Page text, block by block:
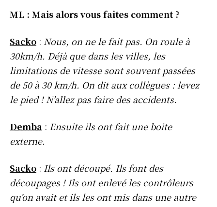
ML : Mais alors vous faites comment ?
Sacko : Nous, on ne le fait pas. On roule à
30km/h. Déjà que dans les villes, les
limitations de vitesse sont souvent passées
de 50 à 30 km/h. On dit aux collègues : levez
le pied ! N’allez pas faire des accidents.
Demba : Ensuite ils ont fait une boite
externe.
Sacko : Ils ont découpé. Ils font des
découpages ! Ils ont enlevé les contrôleurs
qu’on avait et ils les ont mis dans une autre